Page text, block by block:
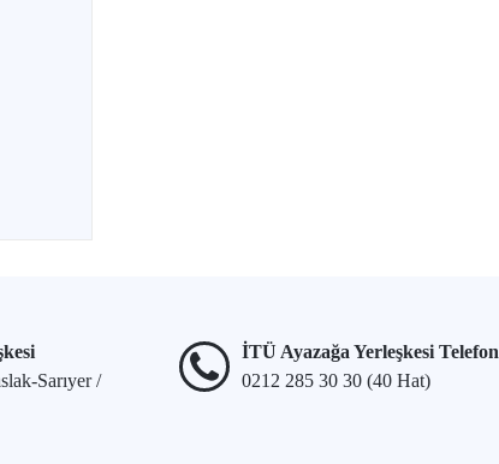
Sarıyer /
İTÜ Ayazağa Yerleşkesi Telefon
0212 285 30 30 (40 Hat)